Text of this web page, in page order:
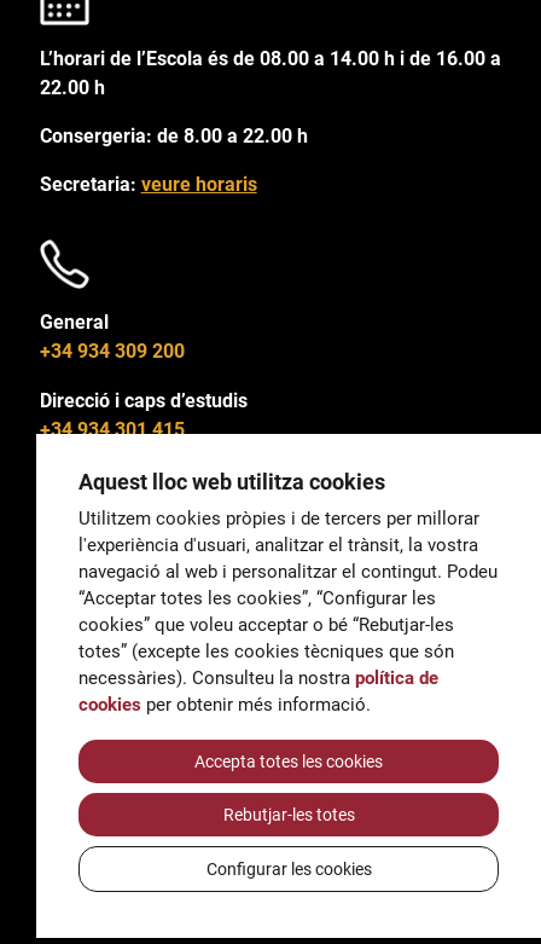
L’horari de l’Escola és de 08.00 a 14.00 h i de 16.00 a
22.00 h
Consergeria: de 8.00 a 22.00 h
Secretaria: veure horaris
General
+34 934 309 200
Direcció i caps d’estudis
+34 934 301 415
General
correu@escoladeltreball.org
Informació
informacio@escoladeltreball.org
AccessibilitatAvís legal i Política de Privacitat
Política de cookies
Crèdits
Aquest lloc web utilitza cookies
Utilitzem cookies pròpies i de tercers per millorar
l'experiència d'usuari, analitzar el trànsit, la vostra
navegació al web i personalitzar el contingut. Podeu
“Acceptar totes les cookies”, “Configurar les
cookies” que voleu acceptar o bé “Rebutjar-les
totes” (excepte les cookies tècniques que són
necessàries). Consulteu la nostra política de
cookies per obtenir més informació.
Accepta totes les cookies
Rebutjar-les totes
Configurar les cookies